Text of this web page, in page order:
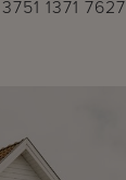
1371 7627